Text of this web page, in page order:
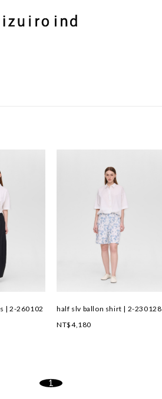
| 2-260102
half slv ballon shirt | 2-230128
NT$4,180
1